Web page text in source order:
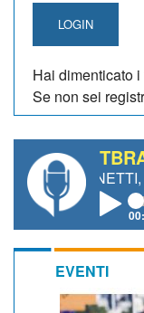
LOGIN
Hai dimenticato
Se non sei
EVENTI